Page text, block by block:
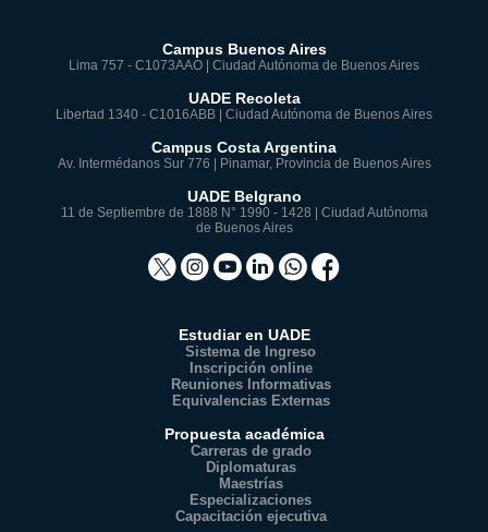
Campus Buenos Aires
Lima 757 - C1073AAO | Ciudad Autónoma de Buenos Aires
UADE Recoleta
Libertad 1340 - C1016ABB | Ciudad Autónoma de Buenos Aires
Campus Costa Argentina
Av. Intermédanos Sur 776 | Pinamar, Provincia de Buenos Aires
UADE Belgrano
11 de Septiembre de 1888 N° 1990 - 1428 | Ciudad Autónoma
de Buenos Aires
Estudiar en UADE
Sistema de Ingreso
Inscripción online
Reuniones Informativas
Equivalencias Externas
Propuesta académica
Carreras de grado
Diplomaturas
Maestrías
Especializaciones
Capacitación ejecutiva